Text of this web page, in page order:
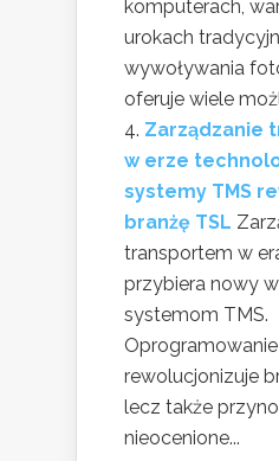
komputerach,
urokach
wywoływania
oferuje wiele
Zarządzanie
w erze
systemy TMS
branżę TSL
transportem w
przybiera nowy
systemom TMS.
rewolucjonizuje
lecz także
nieocenione...